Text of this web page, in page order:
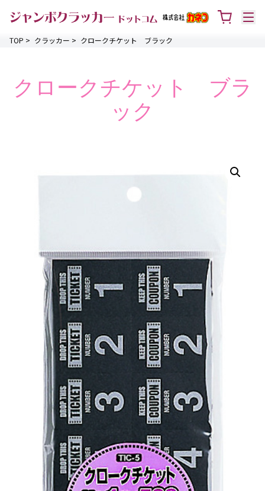
TOP > クラッカー > クロークチケット ブラック
クロークチケット ブラ
ック